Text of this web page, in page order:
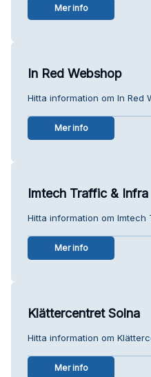
Mer info
In Red Webshop
Hitta information om In Red
Mer info
Imtech Traffic & Infra
Hitta information om
Mer info
Klättercentret Solna
Hitta information om
Mer info